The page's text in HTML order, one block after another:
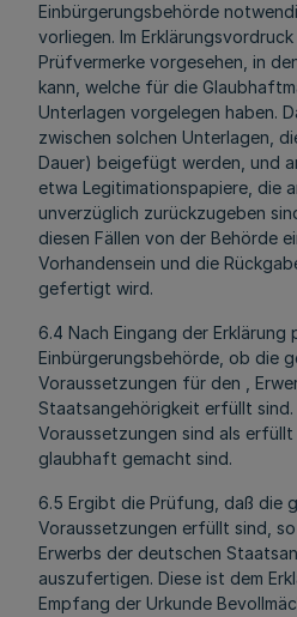
Einbürgerungsbehörde
vorliegen. Im
Prüfvermerke vorgesehen, in
kann, welche für die
Unterlagen vorgelegen haben.
zwischen solchen Unterlagen,
Dauer) beigefügt werden, und
etwa Legitimationspapiere, die
unverzüglich zurückzugeben
diesen Fällen von der Behörde
Vorhandensein und die
gefertigt wird.
6.4 Nach Eingang der
Einbürgerungsbehörde, ob die
Voraussetzungen für den ,
Staatsangehörigkeit erfüllt sind.
Voraussetzungen sind als erfüllt
glaubhaft gemacht sind.
6.5 Ergibt die Prüfung, daß die
Voraussetzungen erfüllt sind,
Erwerbs der deutschen
auszufertigen. Diese ist dem
Empfang der Urkunde